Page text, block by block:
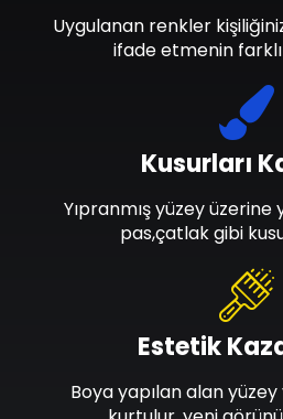
Estetik
Boya yapılan alan
Kusurları
Yıpranmış yüzey
pas,çatlak gibi
Uygulanan renkler
ifade etmenin